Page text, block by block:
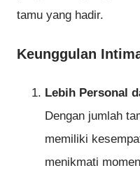
tamu yang hadir.
Keunggulan
Lebih Personal
Dengan jumlah
memiliki
menikmati